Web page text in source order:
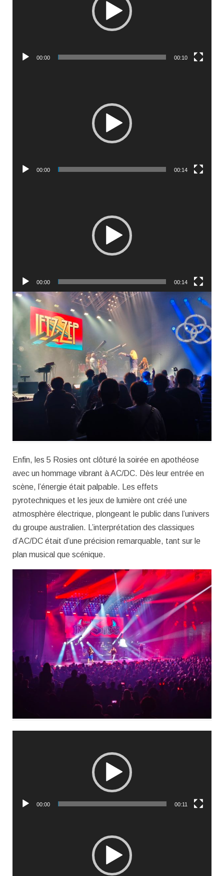
00:00 00:10
00:00 00:14
00:00 00:14
Enfin, les 5 Rosies ont clôturé la soirée en apothéose
avec un hommage vibrant à AC/DC. Dès leur entrée en
scène, l’énergie était palpable. Les effets
pyrotechniques et les jeux de lumière ont créé une
atmosphère électrique, plongeant le public dans l’univers
du groupe australien. L’interprétation des classiques
d’AC/DC était d’une précision remarquable, tant sur le
plan musical que scénique.
00:00 00:11